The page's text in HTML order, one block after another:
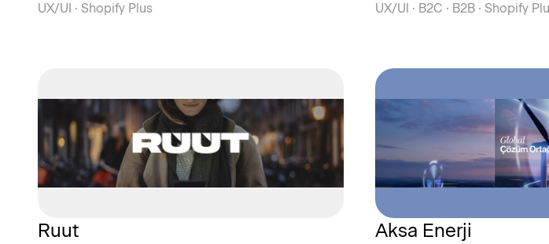
UX/UI · Shopify Plus UX/UI · B2C · B2B · Shopify
Ruut Aksa Enerji